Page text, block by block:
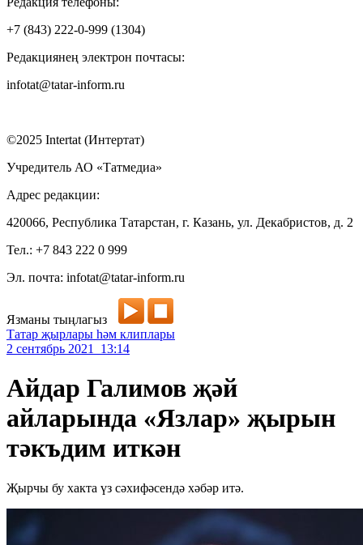
+7 (843) 222-0-999 (1304)
Редакциянең электрон почтасы:
infotat@tatar-inform.ru
©2025 Intertat (Интертат)
Учредитель АО «Татмедиа»
Адрес редакции:
420066, Республика Татарстан, г. Казань, ул. Декабристов, д. 2
Тел.: +7 843 222 0 999
Эл. почта: infotat@tatar-inform.ru
Язманы тыңлагыз
Татар җырлары һәм клиплары
2 сентябрь 2021 13:14
Айдар Галимов җәй
айларында «Язлар» җырын
тәкъдим иткән
Җырчы бу хакта үз сәхифәсендә хәбәр итә.